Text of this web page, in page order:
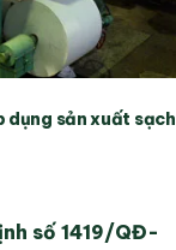
dụng sản xuất sạch
số 1419/QĐ-